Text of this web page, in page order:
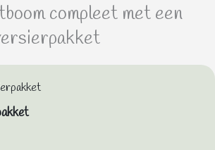
compleet met een